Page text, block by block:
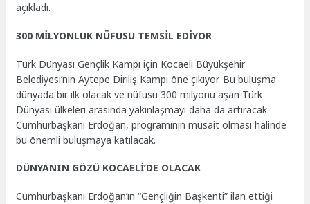
açıkladı.
300 MİLYONLUK NÜFUSU TEMSİL EDİYOR
Türk Dünyası Gençlik Kampı için Kocaeli Büyükşehir
Belediyesi’nin Aytepe Diriliş Kampı öne çıkıyor. Bu buluşma
dünyada bir ilk olacak ve nüfusu 300 milyonu aşan Türk
Dünyası ülkeleri arasında yakınlaşmayı daha da artıracak.
Cumhurbaşkanı Erdoğan, programının müsait olması halinde
bu önemli buluşmaya katılacak.
DÜNYANIN GÖZÜ KOCAELİ’DE OLACAK
Cumhurbaşkanı Erdoğan’ın “Gençliğin Başkenti” ilan ettiği